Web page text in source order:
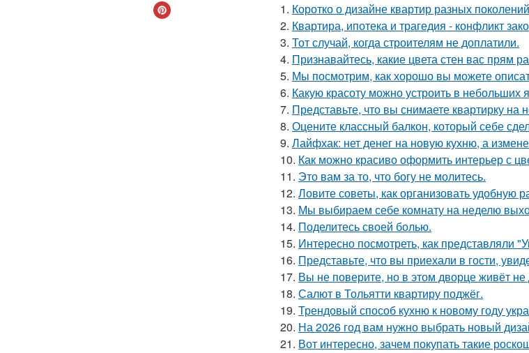
1. Коротко о дизайне квартир разных
2. Квартира, ипотека и трагедия - конфликт
3. Тот случай, когда строителям не доплатили.
4. Признавайтесь, какие цвета стен вас прям
5. Мы посмотрим, как хорошо вы можете
6. Какую красоту можно устроить в небольших
7. Представьте, что вы снимаете квартирку на
8. Оцените классный балкон, который себе
9. Лайфхак: нет денег на новую кухню, а
10. Как можно красиво оформить интерьер с
11. Это вам за то, что богу не молитесь.
12. Ловите советы, как организовать удобную
13. Мы выбираем себе комнату на неделю
14. Поделитесь своей болью.
15. Интересно посмотреть, как
16. Представьте, что вы приехали в гости,
17. Вы не поверите, но в этом дворце живёт
18. Салют в Тольятти квартиру поджёг.
19. Трендовый способ кухню к новому году
20. На 2026 год вам нужно выбрать новый
21. Вот интересно, зачем покупать такие